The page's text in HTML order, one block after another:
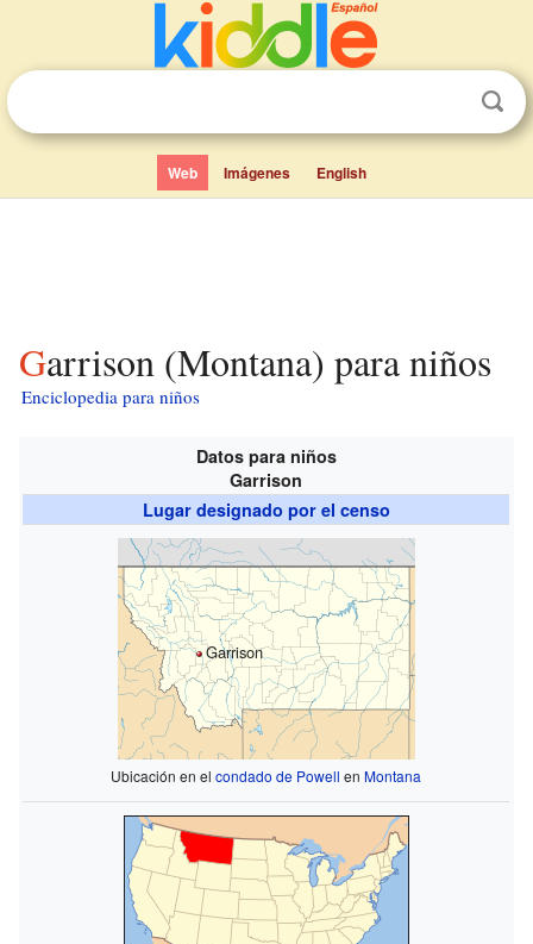
Web Imágenes English
Garrison (Montana) para niños
Enciclopedia para niños
Datos para niños
Garrison
Lugar designado por el censo
Garrison
Ubicación en elcondado de Powell enMontana